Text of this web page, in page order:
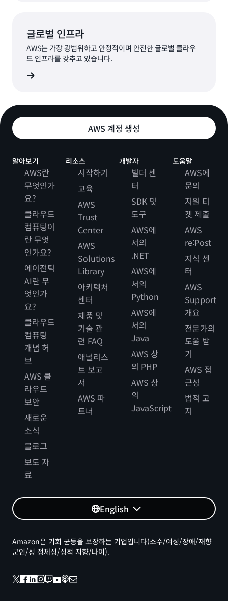
글로벌 인프라
AWS는 가장 광범위하고 안정적이며 안전한 글로벌 클라우
드 인프라를 갖추고 있습니다.
AWS 계정 생성
알아보기
AWS란
무엇인가
요?
클라우드
컴퓨팅이
란 무엇
인가요?
에이전틱
AI란 무
엇인가
요?
클라우드
컴퓨팅
개념 허
브
AWS 클
라우드
보안
새로운
소식
블로그
보도 자
료
리소스
시작하기
교육
AWS
Trust
Center
AWS
Solutions
Library
아키텍처
센터
제품 및
기술 관
련 FAQ
애널리스
트 보고
서
AWS 파
트너
개발자
빌더 센
터
SDK 및
도구
AWS에
서의
.NET
AWS에
서의
Python
AWS에
서의
Java
AWS 상
의 PHP
AWS 상
의
JavaScript
도움말
AWS에
문의
지원 티
켓 제출
AWS
re:Post
지식 센
터
AWS
Support
개요
전문가의
도움 받
기
AWS 접
근성
법적 고
지
English
Amazon은 기회 균등을 보장하는 기업입니다(소수/여성/장애/재향
군인/성 정체성/성적 지향/나이).